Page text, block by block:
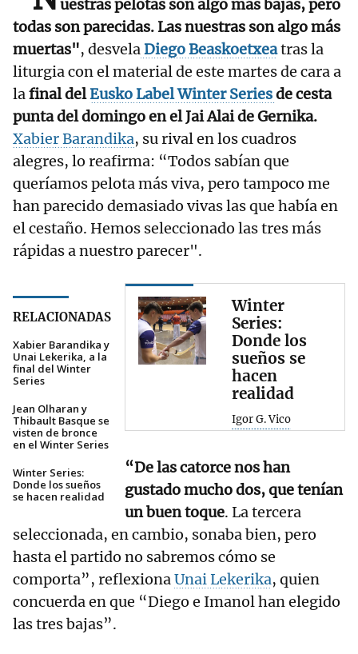
uestras pelotas son algo más bajas, pero
todas son parecidas. Las nuestras son algo más
muertas", desvelaDiego Beaskoetxeatras la
liturgia con el material de este martes de cara a
lafinal delEusko Label Winter Seriesde cesta
punta del domingo en el Jai Alai de Gernika.
Xabier Barandika, su rival en los cuadros
alegres, lo reafirma: “Todos sabían que
queríamos pelota más viva, pero tampoco me
han parecido demasiado vivas las que había en
el cestaño. Hemos seleccionado las tres más
rápidas a nuestro parecer".
RELACIONADAS
Xabier Barandika y
Unai Lekerika, a la
final del Winter
Series
Jean Olharan y
Thibault Basque se
visten de bronce
en el Winter Series
Winter Series:
Donde los sueños
se hacen realidad
Winter
Series:
Donde los
sueños se
hacen
realidad
Igor G. Vico
“De las catorce nos han
gustado mucho dos, que tenían
un buen toque. La tercera
seleccionada, en cambio, sonaba bien, pero
hasta el partido no sabremos cómo se
comporta”, reflexionaUnai Lekerika, quien
concuerda en que “Diego e Imanol han elegido
las tres bajas”.